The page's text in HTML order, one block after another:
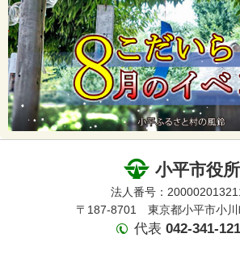
小平市役所
法人番号：
〒187-8701 東京都小平市小川
代表 042-341-